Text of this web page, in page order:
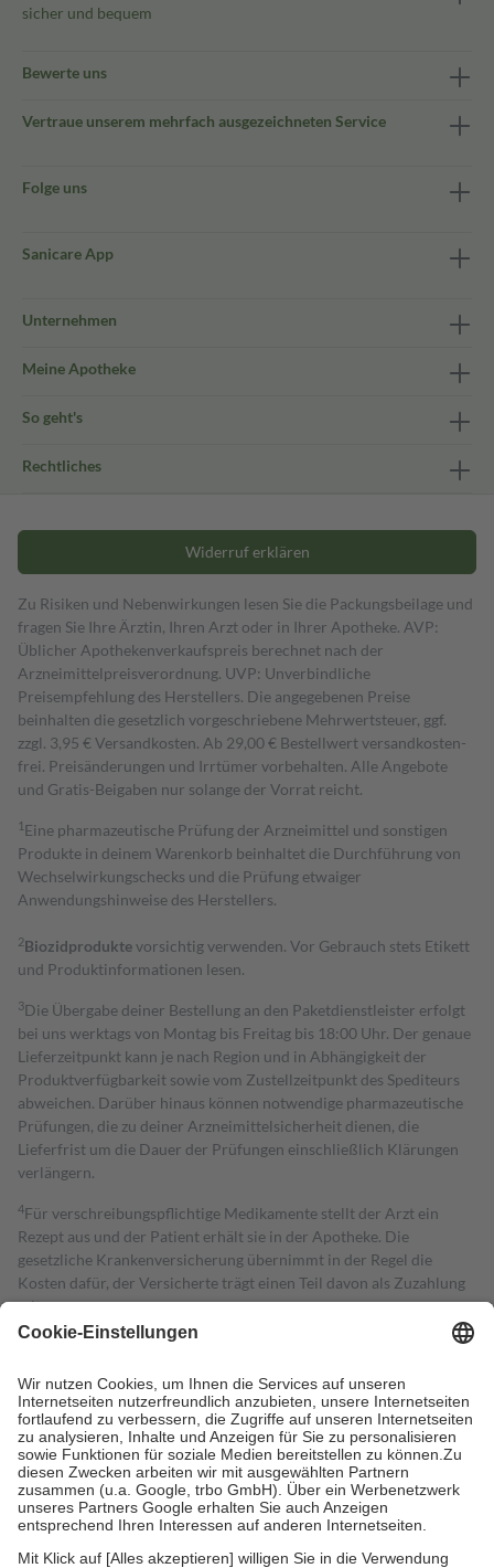
sicher und bequem
Bewerte uns
Vertraue unserem mehrfach ausgezeichneten Service
Folge uns
Sanicare App
Unternehmen
Meine Apotheke
So geht's
Rechtliches
Widerruf erklären
Zu Risiken und Nebenwirkungen lesen Sie die Packungsbeilage und
fragen Sie Ihre Ärztin, Ihren Arzt oder in Ihrer Apotheke. AVP:
Üblicher Apothekenverkaufspreis berechnet nach der
Arzneimittelpreisverordnung. UVP: Unverbindliche
Preisempfehlung des Herstellers. Die angegebenen Preise
beinhalten die gesetzlich vorgeschriebene Mehrwertsteuer, ggf.
zzgl. 3,95 € Versandkosten. Ab 29,00 € Bestell­wert versand­kosten­
frei. Preisänderungen und Irrtümer vorbehalten. Alle Angebote
und Gratis-Beigaben nur solange der Vorrat reicht.
1 Eine pharmazeutische Prüfung der Arzneimittel und sonstigen
Produkte in deinem Warenkorb beinhaltet die Durchführung von
Wechselwirkungschecks und die Prüfung etwaiger
Anwendungshinweise des Herstellers.
2Biozidproduktevorsichtig verwenden. Vor Gebrauch stets Etikett
und Produktinformationen lesen.
3Die Übergabe deiner Bestellung an den Paketdienstleister erfolgt
bei uns werktags von Montag bis Freitag bis 18:00 Uhr. Der genaue
Lieferzeitpunkt kann je nach Region und in Abhängigkeit der
Produktverfügbarkeit sowie vom Zustellzeitpunkt des Spediteurs
abweichen. Darüber hinaus können notwendige pharmazeutische
Prüfungen, die zu deiner Arzneimittelsicherheit dienen, die
Lieferfrist um die Dauer der Prüfungen einschließlich Klärungen
verlängern.
4Für verschreibungspflichtige Medikamente stellt der Arzt ein
Rezept aus und der Patient erhält sie in der Apotheke. Die
gesetzliche Krankenversicherung übernimmt in der Regel die
Kosten dafür, der Versicherte trägt einen Teil davon als Zuzahlung
mit.
Grundsätzlich leisten Mitglieder Zuzahlungen in Höhe von zehn
höchstens zehn Euro.
Es sind jedoch nie mehr als die tatsächlichen
Kosten der Leistung zu entrichten.
Diese Regeln gelten grundsätzlich auch für Online-Apotheken.
Bei Heilmitteln und häuslicher Krankenpflege beträgt die
Zuzahlung zehn Prozent der Kosten sowie zehn Euro je
Verordnung.
Um das Engagement der Versicherten für ihre eigene Gesundheit zu
stärken und die besondere Stellung der Familie zu unterstützen,
fallenkeine Zuzahlungenan bei: